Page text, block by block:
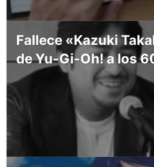
Fallece «Kazuki
de Yu-Gi-Oh! a los